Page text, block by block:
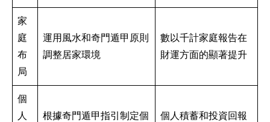
家
庭
布
局
運用風水和奇門遁甲原則
調整居家環境
數以千計家庭報告在
財運方面的顯著提升
個
人
根據奇門遁甲指引制定個
個人積蓄和投資回報